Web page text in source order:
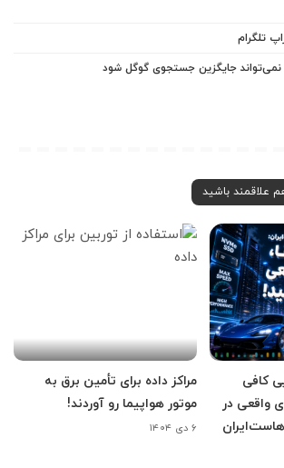
تلگرام
جایگزین جستجوی گوگل شود
علاقمند باشید
کافی
واقعی در
مراکز داده برای تأمین برق به
موتور هواپیما رو آوردند!
۶ دی ۱۴۰۴